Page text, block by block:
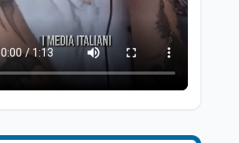
Miniato, STEM a Lerici
con il progetto del Mim
Mondo7 ago
Sparatoria a Bangkok:
Editoriali7 ago